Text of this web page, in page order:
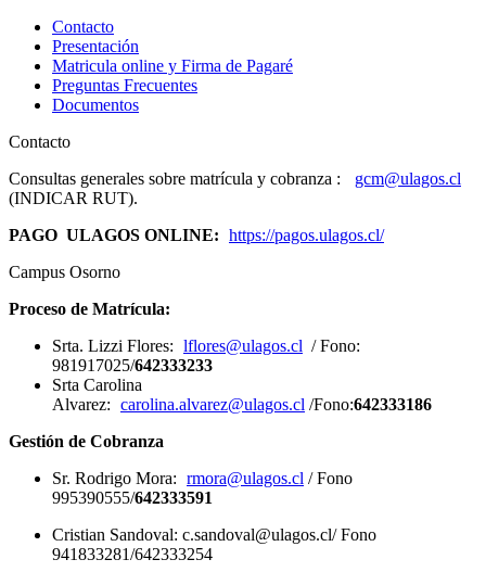
Contacto
Presentación
Matricula online y Firma de Pagaré
Preguntas Frecuentes
Documentos
Contacto
Consultas generales sobre matrícula y cobranza :
gcm@ulagos.cl
(INDICAR RUT).
PAGO ULAGOS ONLINE: https://pagos.ulagos.cl/
Campus Osorno
Proceso de Matrícula:
Srta. Lizzi Flores: lflores@ulagos.cl / Fono:
981917025/642333233
Srta Carolina
Alvarez: carolina.alvarez@ulagos.cl /Fono:642333186
Gestión de Cobranza
Sr. Rodrigo Mora: rmora@ulagos.cl / Fono
995390555/642333591
Cristian Sandoval: c.sandoval@ulagos.cl/ Fono
941833281/642333254